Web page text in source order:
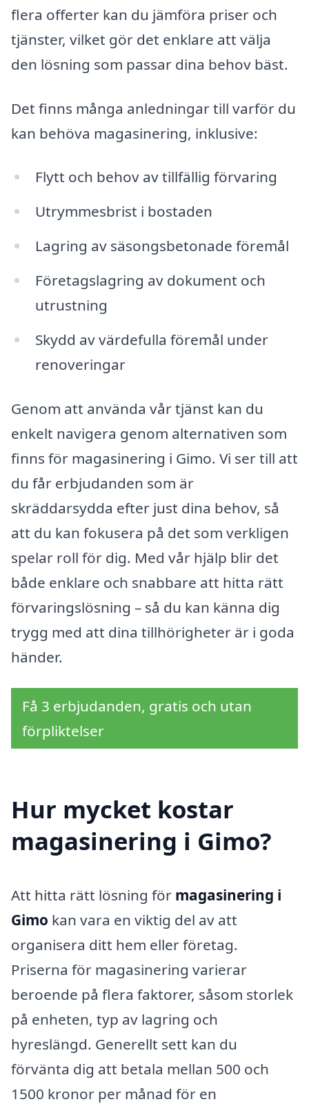
flera offerter kan du jämföra priser och
tjänster, vilket gör det enklare att välja
den lösning som passar dina behov bäst.
Det finns många anledningar till varför du
kan behöva magasinering, inklusive:
Flytt och behov av tillfällig förvaring
Utrymmesbrist i bostaden
Lagring av säsongsbetonade föremål
Företagslagring av dokument och
utrustning
Skydd av värdefulla föremål under
renoveringar
Genom att använda vår tjänst kan du
enkelt navigera genom alternativen som
finns för magasinering i Gimo. Vi ser till att
du får erbjudanden som är
skräddarsydda efter just dina behov, så
att du kan fokusera på det som verkligen
spelar roll för dig. Med vår hjälp blir det
både enklare och snabbare att hitta rätt
förvaringslösning – så du kan känna dig
trygg med att dina tillhörigheter är i goda
händer.
Få 3 erbjudanden, gratis och utan
förpliktelser
Hur mycket kostar
magasinering i Gimo?
Att hitta rätt lösning för magasinering i
Gimo kan vara en viktig del av att
organisera ditt hem eller företag.
Priserna för magasinering varierar
beroende på flera faktorer, såsom storlek
på enheten, typ av lagring och
hyreslängd. Generellt sett kan du
förvänta dig att betala mellan 500 och
1500 kronor per månad för en